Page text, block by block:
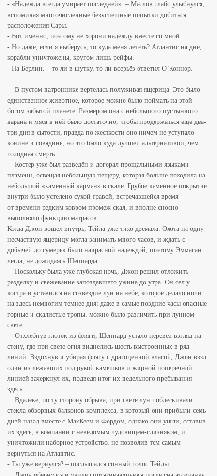
- «Надежда всегда умирает последней». – Маслов слабо улыбнулся,
вспоминая многочисленные безуспешные попытки добиться
расположения Сары.
- Вот именно, поэтому не хорони надежду вместе со мной.
- Но даже, если я выберусь, то куда меня лететь? Атлантис на дне,
корабли уничтожены, кругом лишь рейфы.
- На Берлин. – то ли в шутку, то ли всерьёз ответил О`Коннор.
В пустом патроннике вертелась полуживая ящерица. Это было
единственное животное, которое можно было поймать на этой
богом забытой планете. Размером она с небольшого пустынного
варана и мяса в ней было достаточно, чтобы продержаться еще два-
три дня в сытости, правда по жесткости оно ничем не уступало
конине и говядине, но это было куда лучшей альтернативой, чем
голодная смерть.
Костер уже был разведён и догорал прощальными языками
пламени, освещая небольшую пещеру, которая больше походила на
небольшой «каменный карман» в скале. Грубое каменное покрытие
внутри было устелено сухой травой, встречавшейся время
от времени редким ковром промеж скал, и вполне сносно
выполняло функцию матрасов.
Когда Джон вошел внутрь, Тейла уже тихо дремала. Охота на одну
несчастную ящерицу могла занимать много часов, и ждать с
добычей до сумерек было напрасной надеждой, поэтому Эммаган
легла, не дожидаясь Шеппарда.
Поскольку была уже глубокая ночь, Джон решил отложить
разделку и свежевание запоздавшего ужина до утра. Он сел у
костра и уставился на созвездие лун на небе, которое делало ночи
на здесь немногим темнее дня: даже в самые поздние часы опасные
горные и скалистые тропы, можно было различить при лунном
свете.
Отхлебнув глоток из фляги, Шеппард устало перевел взгляд на
стену, где при свете огня виднелись шесть выстроенных в ряд
линий. Вздохнув и убирая флягу с драгоценной влагой, Джон взял
один из лежавших под рукой камешков и жирной поперечной
линией зачеркнул их, подведя итог их недельного пребывания
здесь.
Вдалеке, по ту сторону обрыва, при свете лун поблескивали
стекла обзорных балконов комплекса, в который они прибыли семь
дней назад вместе с МакКеем и Фордом, однако они ушли, оставив
их здесь, в компании с неведомым чудовищем-слизняком, и
уничтожили наборное устройство, не позволив тем самым
вернуться на Атлантис.
- Ты уже вернулся? – послышался сонный голос Тейлы.